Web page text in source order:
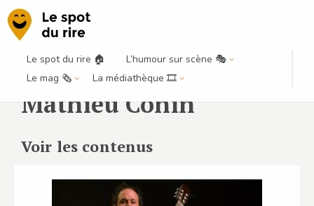
Le spot du rire 🏠
L’humour sur scène 🎭
Le mag 🗞️
La médiathèque 🎞️
Mathieu Cohin
Voir les contenus